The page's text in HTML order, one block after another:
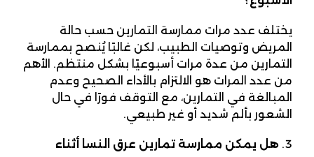
يختلف عدد مرات ممارسة التمارين حسب حالة
المريض وتوصيات الطبيب، لكن غالبًا يُنصح بممارسة
التمارين من عدة مرات أسبوعيًا بشكل منتظم. الأهم
من عدد المرات هو الالتزام بالأداء الصحيح وعدم
المبالغة في التمارين، مع التوقف فورًا في حال
الشعور بألم شديد أو غير طبيعي.
هل يمكن ممارسة تمارين عرق النسا أثناء